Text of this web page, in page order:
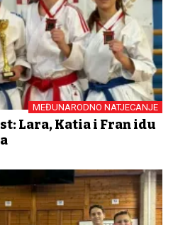
MEĐUNARODNO NATJECANJE
Lara, Katia i Fran idu